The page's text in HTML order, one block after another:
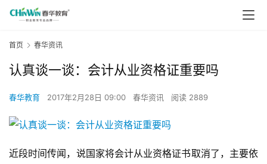
首页 春华资讯
认真谈一谈：会计从业资格证重要吗
春华教育 2017年2月28日 09:00 春华资讯 阅读 2889
近段时间传闻，说国家将会计从业资格证书取消了，主要依